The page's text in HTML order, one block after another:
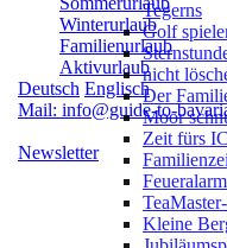
Winterurlaub
Familienurlaub
Aktivurlaub
Deutsch Englisch
Mail: info@guide-to-
Newsletter
Tegerns
Golf
nicht
Der
Moor
Zeit fürs
Kleine